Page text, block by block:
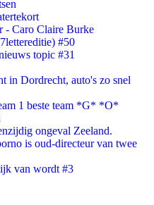
- Caro Claire Burke
#50
topic #31
in Dordrecht, auto's zo snel
1 beste team *G* *O*
ongeval Zeeland.
is oud-directeur van twee
van wordt #3